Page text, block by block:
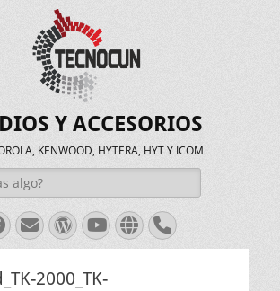
Y ACCESORIOS
KENWOOD, HYTERA, HYT Y ICOM
Correo
electrónico
WordPress
Youtube
WebTeléfono
2000_TK-